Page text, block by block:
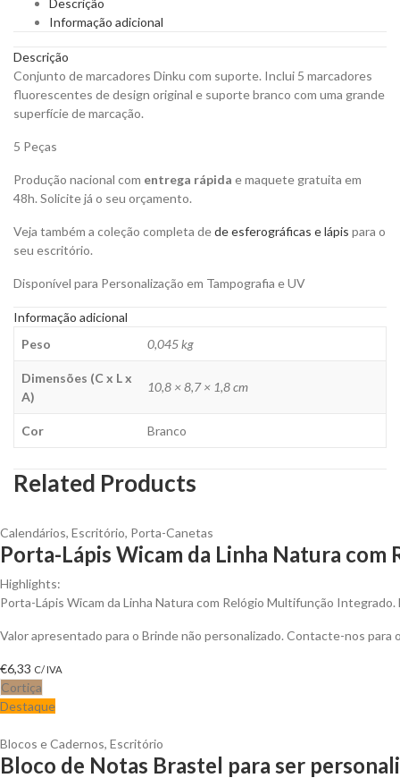
e
5
para
Personalizar
quantity
Descrição
Informação adicional
Descrição
Conjunto de marcadores Dinku com suporte. Inclui 5 marcadores
fluorescentes de design original e suporte branco com uma grande
superfície de marcação.
5 Peças
Produção nacional com entrega rápida e maquete gratuita em
48h. Solicite já o seu orçamento.
Veja também a coleção completa dede esferográficas e lápis para o
seu escritório.
Disponível para Personalização em Tampografia e UV
Informação adicional
Peso
0,045 kg
Dimensões (C x L x
A)
10,8 × 8,7 × 1,8 cm
Cor Branco
Related Products
Calendários, Escritório, Porta-Canetas
Porta-Lápis Wicam da Linha Natura
Highlights:
Porta-Lápis Wicam da Linha Natura com Relógio Multifunção
Valor apresentado para o Brinde não personalizado. Contacte-nos
€6,33 C/ IVA
Cortiça
Destaque
Blocos e Cadernos, Escritório
Bloco de Notas Brastel para ser